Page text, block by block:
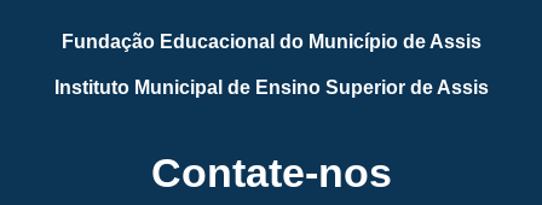
Fundação Educacional do Município de Assis
Instituto Municipal de Ensino Superior de Assis
Contate-nos